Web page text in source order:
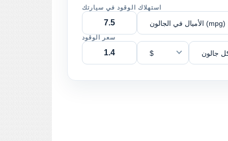
استهلاك الوقود في سيارتك
الأميال في الجالون (mpg)
سعر الوقود
$ جالون